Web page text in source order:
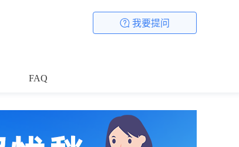
我要提问
FAQ